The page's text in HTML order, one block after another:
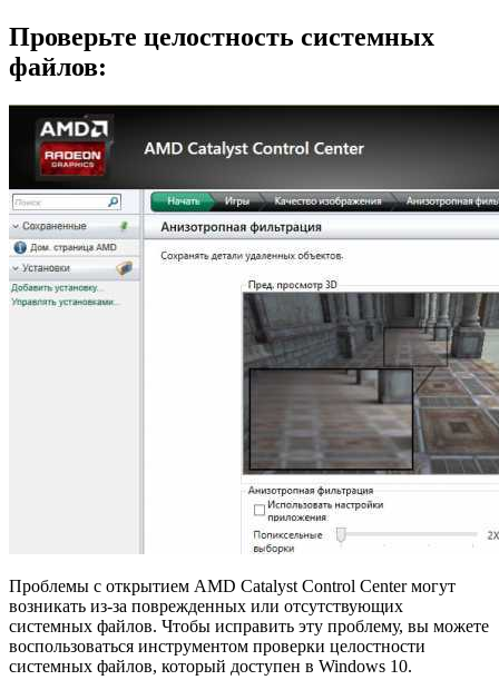
Проверьте целостность системных
файлов:
Проблемы с открытием AMD Catalyst Control Center могут
возникать из-за поврежденных или отсутствующих
системных файлов. Чтобы исправить эту проблему, вы можете
воспользоваться инструментом проверки целостности
системных файлов, который доступен в Windows 10.